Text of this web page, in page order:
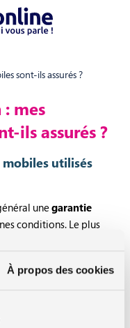
À propos des cookies
sont-ils assurés ?
mes
ils assurés ?
utilisés
unegarantie
conditions. Le plus